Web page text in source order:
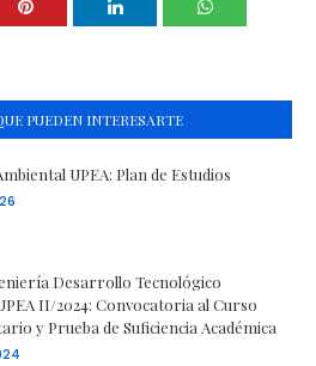
PUEDEN INTERESARTE
UPEA: Plan de Estudios
Desarrollo Tecnológico
II/2024: Convocatoria al Curso
y Prueba de Suficiencia Académica